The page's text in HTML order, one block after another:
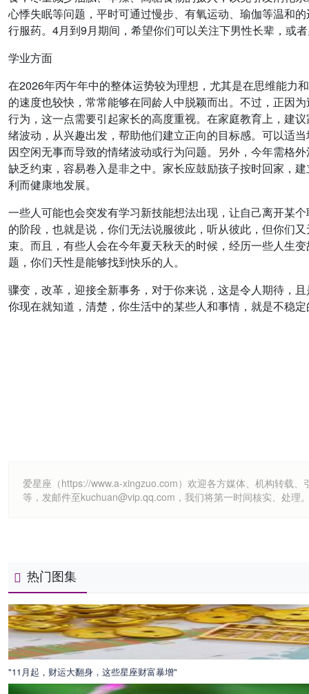
心悸失眠等问题，平时可通过慢步、有氧运动、瑜伽等温和
行服药。4月到9月期间，希望你们可以关注下男性长辈，或
学业方面
在2026年丙午年中的整体运势较为理想，尤其是在思维能力
的速度也较快，常常能够在同龄人中脱颖而出。不过，正因
行为，这一点需要引起家长的高度重视。在家庭教育上，建
绪波动，从兴趣出发，帮助他们建立正向的目标感。可以适
因空闲无事而导致的情绪波动或行为问题。另外，今年需格
缺乏约束，容易卷入是非之中。家长应鼓励孩子按时回家，
利而健康地发展。
一些人可能也会突发有学习新技能想法出现，让自己离开某
的阶段，也就是说，你们无法说服彼此，听从彼此，但你们
束。而且，有些人会在今年夏天秋天的时候，经历一些人生
题，你们天性是能够找到快乐的人。
骤变，改革，迎接全新事务，对于你来说，这是令人期待，
你现在就知道，清楚，你生活中的某些人和事情，就是不稳
爱星座（https://www.a-xingzuo.com）欢迎各方媒体、机构转载
等，发邮件至kuchuan@vip.qq.com，我们将第一时间核实、处理
热门图集
"11月起，财运大翻身，这些星座财富暴增"